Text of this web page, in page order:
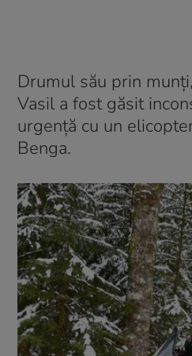
Drumul său prin
Vasil a fost găsit
urgență cu un
Benga.